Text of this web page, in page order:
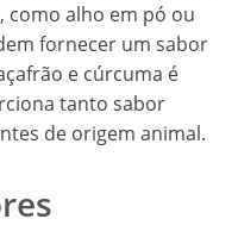
como alho em pó ou
fornecer um sabor
e cúrcuma é
tanto sabor
de origem animal.